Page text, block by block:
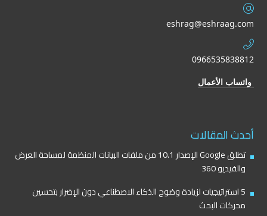
eshrag@eshraag.com
0966535838812
واتساب الأعمال
أحدث المقالات
تطلق Google الإصدار 10.1 من ملفات البيانات المنظمة لمساحة العرض
والفيديو 360
5 استراتيجيات لزيادة وضوح الذكاء الاصطناعي دون الإضرار بتحسين
محركات البحث